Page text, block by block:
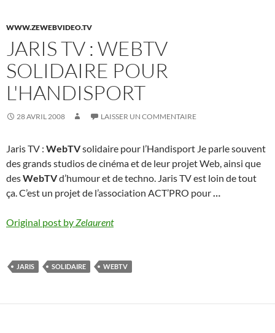
WWW.ZEWEBVIDEO.TV
JARIS TV : WEBTV
SOLIDAIRE POUR
L'HANDISPORT
28 AVRIL 2008 LAISSER UN COMMENTAIRE
Jaris TV : WebTVsolidaire pour l’Handisport Je parle souvent
des grands studios de cinéma et de leur projet Web, ainsi que
desWebTVd’humour et de techno. Jaris TV est loin de tout
ça. C’est un projet de l’association ACT’PRO pour…
Original post byZelaurent
JARIS SOLIDAIRE WEBTV